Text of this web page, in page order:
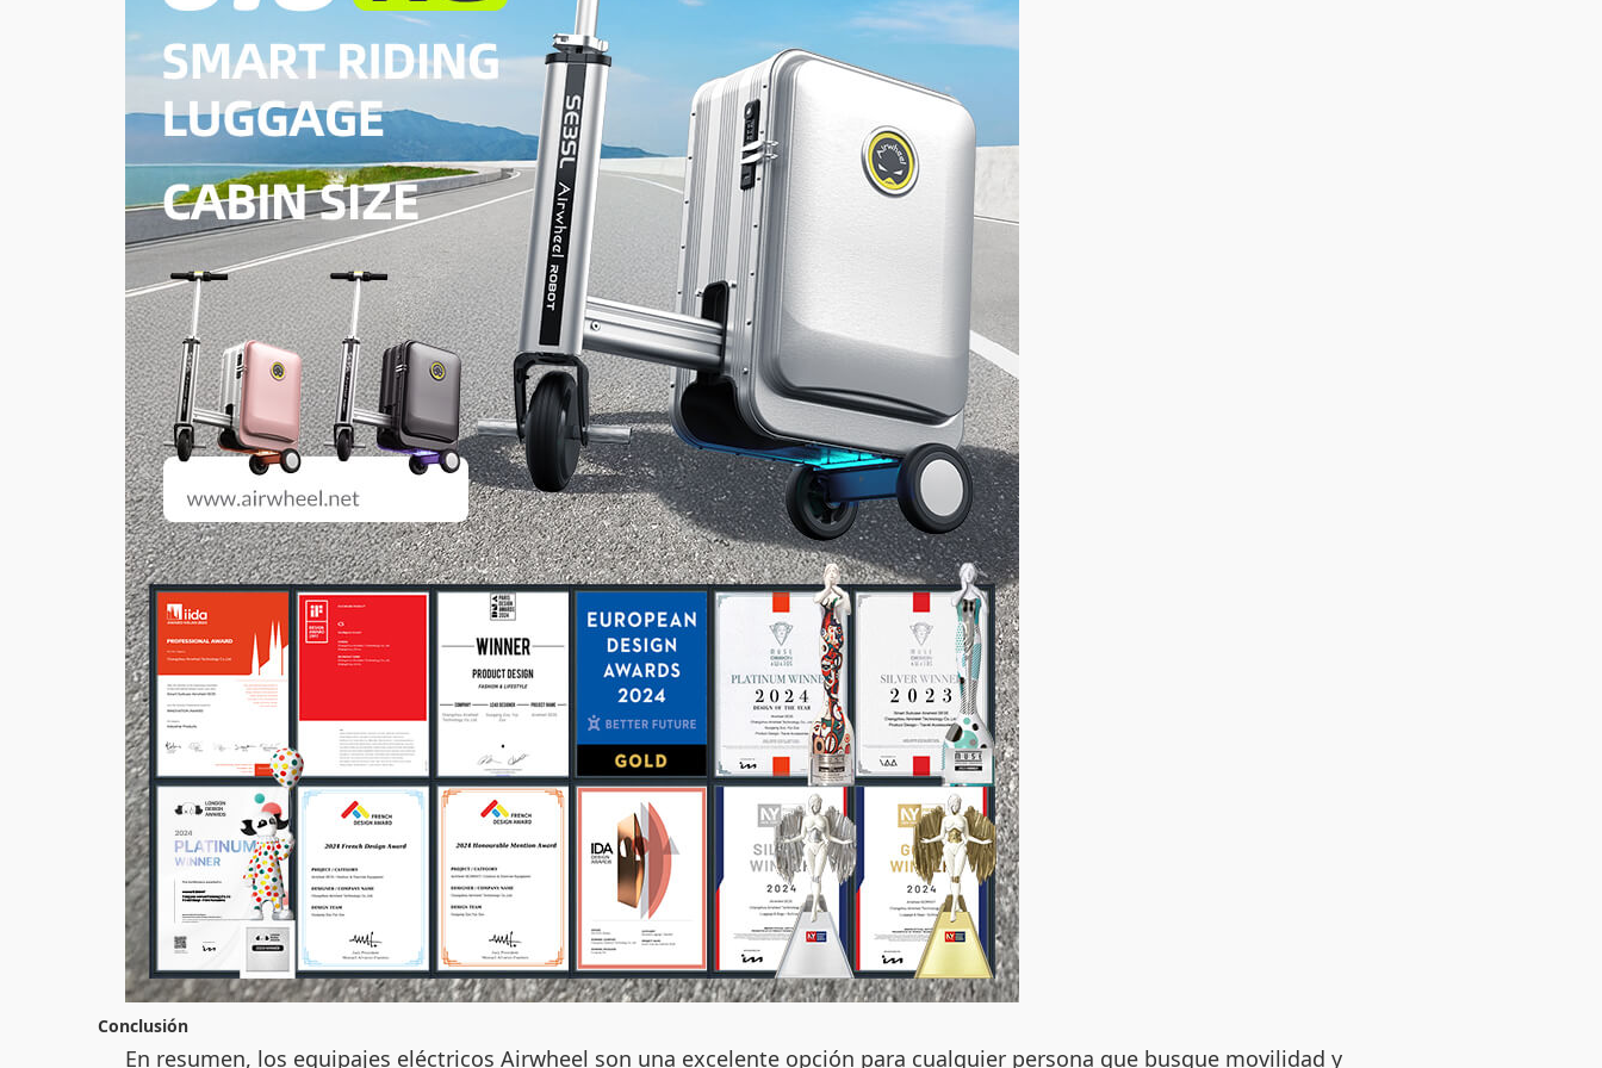
Conclusión
En resumen, los equipajes eléctricos Airwheel son una excelente opción para cualquier persona que busque movilidad y